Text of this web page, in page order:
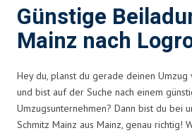
Günstige
Mainz nach
Hey du, planst du gerade deinen Umzug
und bist auf der Suche nach einem
Umzugsunternehmen? Dann bist du bei
Schmitz Mainz aus Mainz, genau richtig!